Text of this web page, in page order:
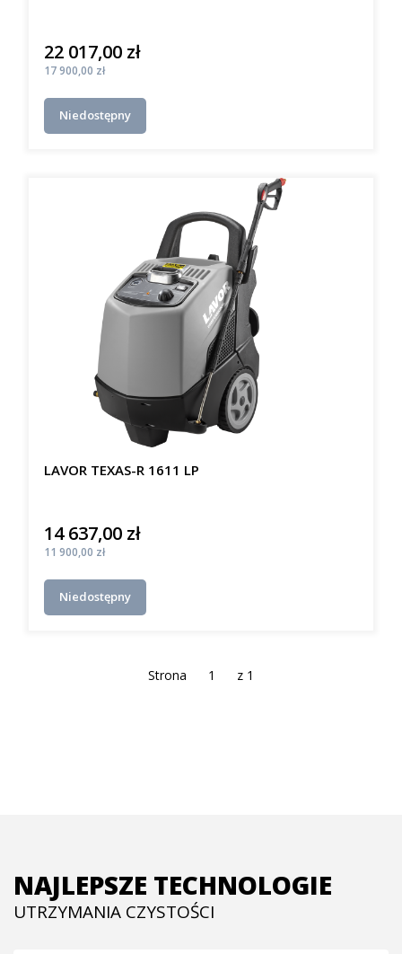
Cena
22 017,00 zł
Cena
17 900,00 zł
Niedostępny
LAVOR TEXAS-R 1611 LP
Cena
14 637,00 zł
Cena
11 900,00 zł
Niedostępny
Strona z 1
NAJLEPSZE TECHNOLOGIE
UTRZYMANIA CZYSTOŚCI